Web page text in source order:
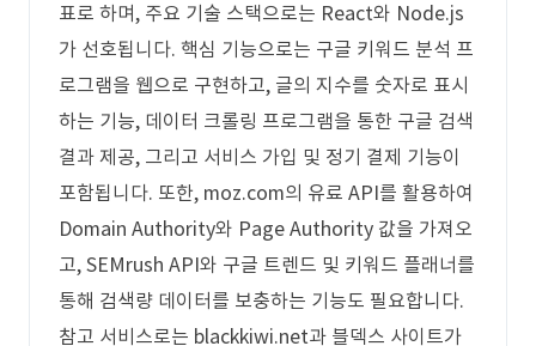
표로 하며, 주요 기술 스택으로는 React와 Node.js
가 선호됩니다. 핵심 기능으로는 구글 키워드 분석 프
로그램을 웹으로 구현하고, 글의 지수를 숫자로 표시
하는 기능, 데이터 크롤링 프로그램을 통한 구글 검색
결과 제공, 그리고 서비스 가입 및 정기 결제 기능이
포함됩니다. 또한, moz.com의 유료 API를 활용하여
Domain Authority와 Page Authority 값을 가져오
고, SEMrush API와 구글 트렌드 및 키워드 플래너를
통해 검색량 데이터를 보충하는 기능도 필요합니다.
참고 서비스로는 blackkiwi.net과 블덱스 사이트가